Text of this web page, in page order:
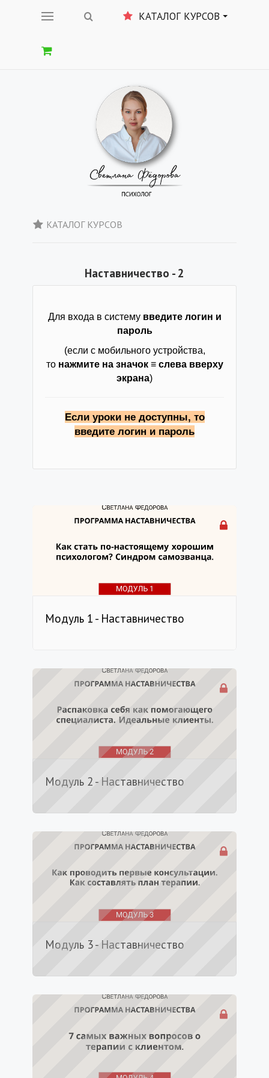
КАТАЛОГ КУРСОВ
КАТАЛОГ КУРСОВ
Наставничество - 2
Для входа в систему введите логин и
пароль
(если с мобильного устройства,
то нажмите на значок ≡ слева вверху
экрана)
Если уроки не доступны, то
введите логин и пароль
Модуль 1 - Наставничество
Модуль 2 - Наставничество
Модуль 3 - Наставничество